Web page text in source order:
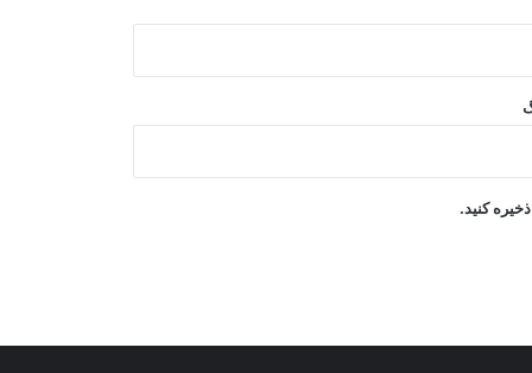
بلخ فارغ شدند
کنید.